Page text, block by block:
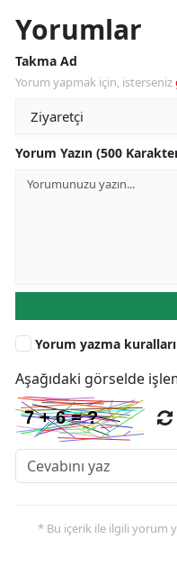
Yorumlar
Takma Ad
Yorum yapmak için, isterseniz
Yorum Yazın (500
Yorum yazma
Aşağıdaki görselde
* Bu içerik ile ilgili yorum